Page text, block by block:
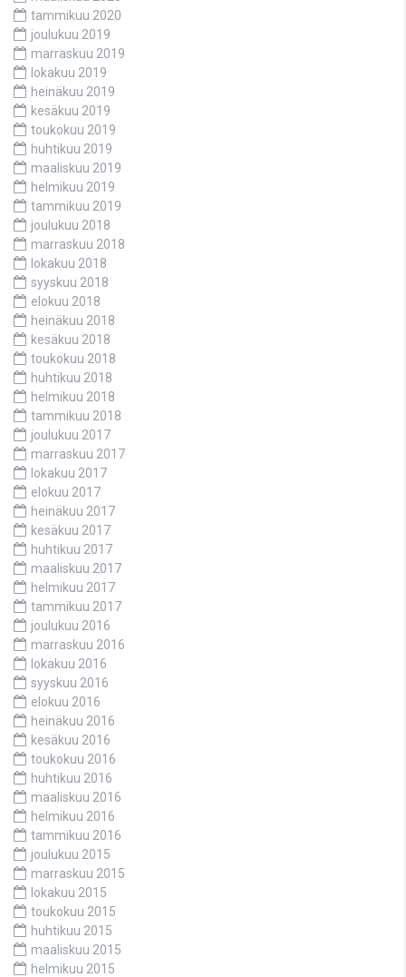
tammikuu 2020
joulukuu 2019
marraskuu 2019
lokakuu 2019
heinäkuu 2019
kesäkuu 2019
toukokuu 2019
huhtikuu 2019
maaliskuu 2019
helmikuu 2019
tammikuu 2019
joulukuu 2018
marraskuu 2018
lokakuu 2018
syyskuu 2018
elokuu 2018
heinäkuu 2018
kesäkuu 2018
toukokuu 2018
huhtikuu 2018
helmikuu 2018
tammikuu 2018
joulukuu 2017
marraskuu 2017
lokakuu 2017
elokuu 2017
heinäkuu 2017
kesäkuu 2017
huhtikuu 2017
maaliskuu 2017
helmikuu 2017
tammikuu 2017
joulukuu 2016
marraskuu 2016
lokakuu 2016
syyskuu 2016
elokuu 2016
heinäkuu 2016
kesäkuu 2016
toukokuu 2016
huhtikuu 2016
maaliskuu 2016
helmikuu 2016
tammikuu 2016
joulukuu 2015
marraskuu 2015
lokakuu 2015
toukokuu 2015
huhtikuu 2015
maaliskuu 2015
helmikuu 2015